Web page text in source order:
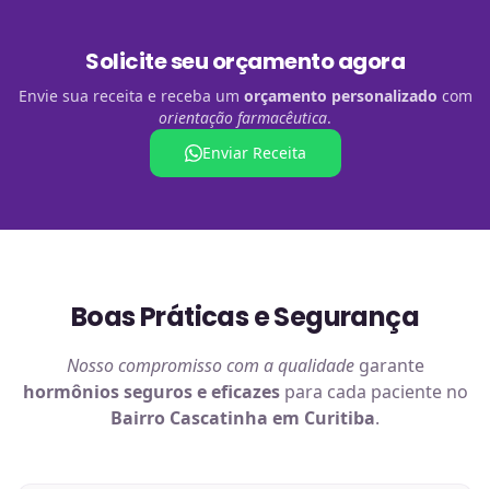
Solicite seu orçamento agora
Envie sua receita e receba um orçamento personalizado com
orientação farmacêutica.
Enviar Receita
Boas Práticas e Segurança
Nosso compromisso com a qualidadegarante
hormôniosseguros e eficazespara cada paciente no
Bairro Cascatinha em Curitiba.